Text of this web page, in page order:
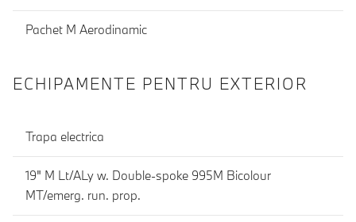
Pachet M Aerodinamic
ECHIPAMENTE PENTRU EXTERIOR
Trapa electrica
19" M Lt/ALy w. Double-spoke 995M Bicolour
MT/emerg. run. prop.